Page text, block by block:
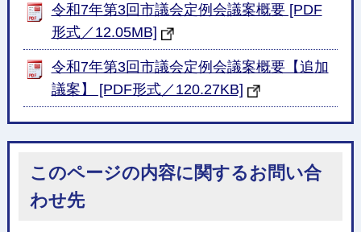
令和7年第3回市議会定例会議案概要 [PDF
形式／12.05MB]
令和7年第3回市議会定例会議案概要【追加
議案】 [PDF形式／120.27KB]
このページの内容に関するお問い合
わせ先